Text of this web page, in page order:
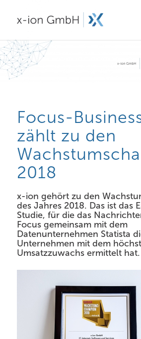
Focus-
zählt zu den
2018
x-ion gehört zu den
des Jahres 2018. Das ist das
Studie, für die das
Focus gemeinsam mit dem
Datenunternehmen Statista
Unternehmen mit dem
Umsatzzuwachs ermittelt hat.